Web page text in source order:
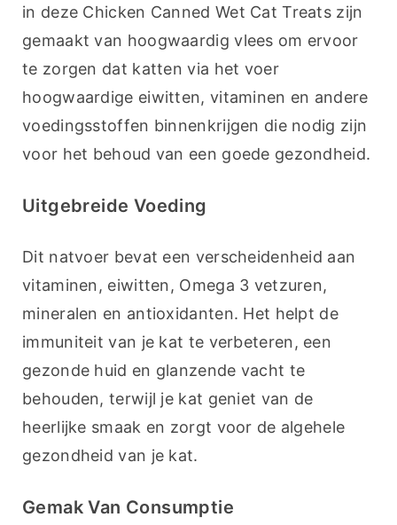
in deze Chicken Canned Wet Cat Treats zijn
gemaakt van hoogwaardig vlees om ervoor
te zorgen dat katten via het voer
hoogwaardige eiwitten, vitaminen en andere
voedingsstoffen binnenkrijgen die nodig zijn
voor het behoud van een goede gezondheid.
Uitgebreide Voeding
Dit natvoer bevat een verscheidenheid aan
vitaminen, eiwitten, Omega 3 vetzuren,
mineralen en antioxidanten. Het helpt de
immuniteit van je kat te verbeteren, een
gezonde huid en glanzende vacht te
behouden, terwijl je kat geniet van de
heerlijke smaak en zorgt voor de algehele
gezondheid van je kat.
Gemak Van Consumptie